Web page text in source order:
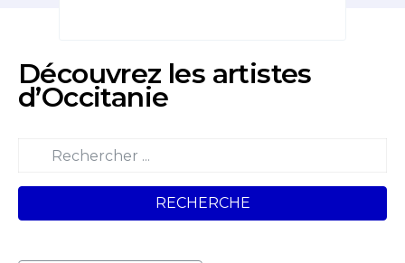
Découvrez les artistes
d’Occitanie
RECHERCHE